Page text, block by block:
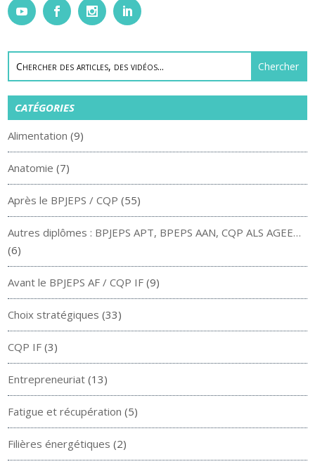
CATÉGORIES
Alimentation (9)
Anatomie (7)
Après le BPJEPS / CQP (55)
Autres diplômes : BPJEPS APT, BPEPS AAN, CQP ALS AGEE…
(6)
Avant le BPJEPS AF / CQP IF (9)
Choix stratégiques (33)
CQP IF (3)
Entrepreneuriat (13)
Fatigue et récupération (5)
Filières énergétiques (2)